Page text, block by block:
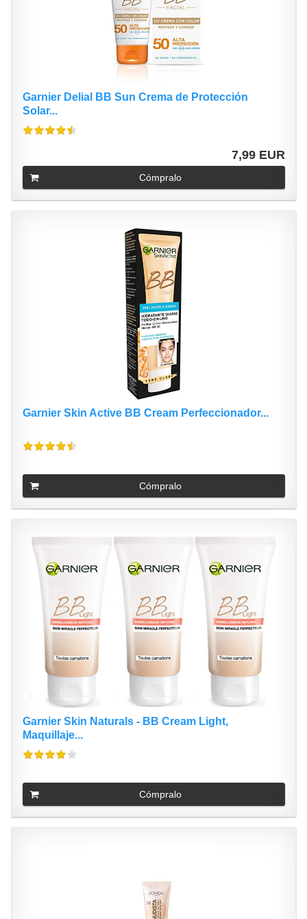
Garnier Delial BB Sun Crema de Protección
Solar...
7,99 EUR
Cómpralo
Garnier Skin Active BB Cream Perfeccionador...
Cómpralo
Garnier Skin Naturals - BB Cream Light,
Maquillaje...
Cómpralo